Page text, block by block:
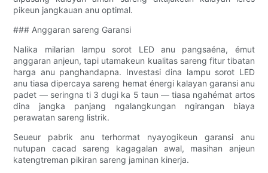
pikeun jangkauan anu optimal.
### Anggaran sareng Garansi
Nalika milarian lampu sorot LED anu pangsaéna, émut
anggaran anjeun, tapi utamakeun kualitas sareng fitur tibatan
harga anu panghandapna. Investasi dina lampu sorot LED
anu tiasa dipercaya sareng hemat énergi kalayan garansi anu
padet — seringna ti 3 dugi ka 5 taun — tiasa ngahémat artos
dina jangka panjang ngalangkungan ngirangan biaya
perawatan sareng listrik.
Seueur pabrik anu terhormat nyayogikeun garansi anu
nutupan cacad sareng kagagalan awal, masihan anjeun
katengtreman pikiran sareng jaminan kinerja.